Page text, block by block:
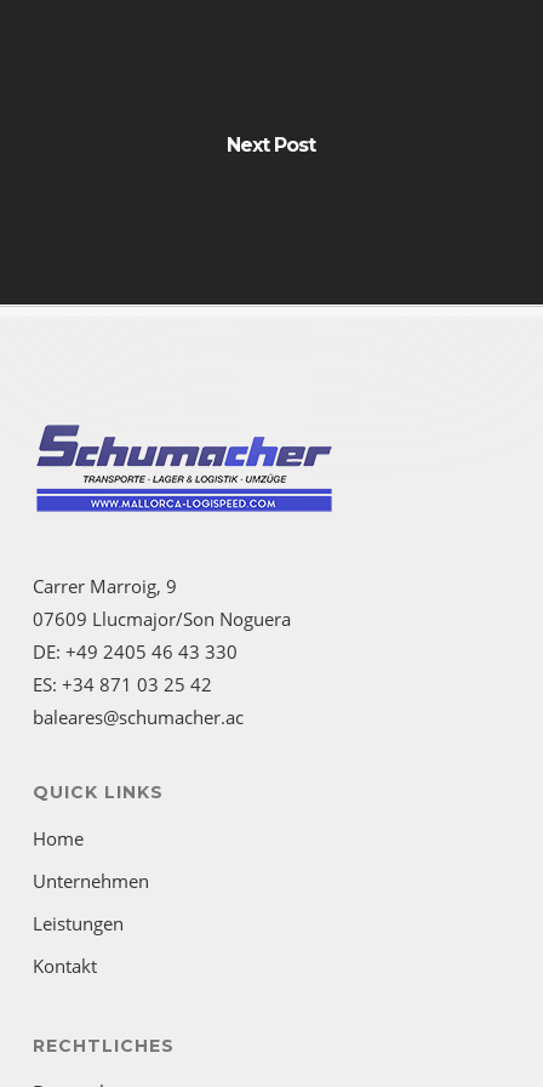
Next Post
Carrer Marroig, 9
07609 Llucmajor/Son Noguera
DE: +49 2405 46 43 330
ES: +34 871 03 25 42
baleares@schumacher.ac
QUICK LINKS
Home
Unternehmen
Leistungen
Kontakt
RECHTLICHES